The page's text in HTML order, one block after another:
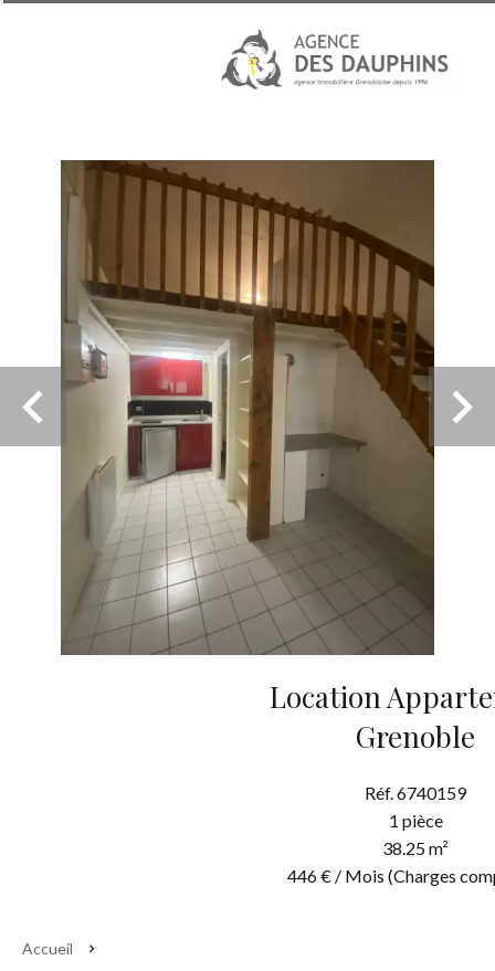
Location
Grenoble
Réf. 6740159
1 pièce
38.25 m²
446 € / Mois (Charges
Accueil